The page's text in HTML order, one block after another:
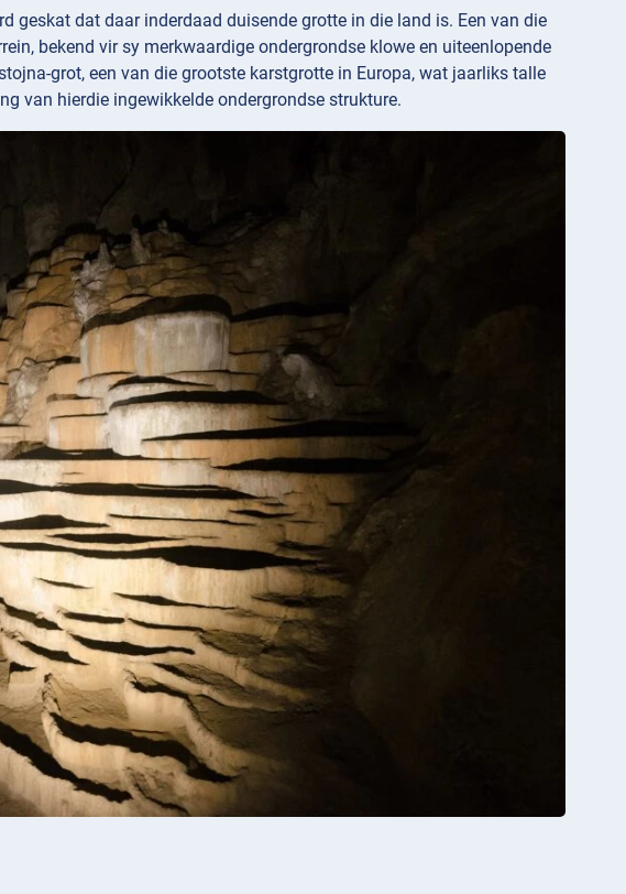
geskat dat daar inderdaad duisende grotte in die land is. Een van die
bekend vir sy merkwaardige ondergrondse klowe en uiteenlopende
grot, een van die grootste karstgrotte in Europa, wat jaarliks talle
van hierdie ingewikkelde ondergrondse strukture.